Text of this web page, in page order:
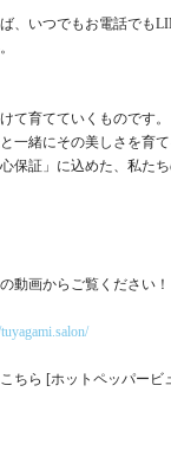
、いつでもお電話でも
て育てていくものです。
一緒にその美しさを育
保証」に込めた、私たち
動画からご覧ください！
ちら [ホットペッパー